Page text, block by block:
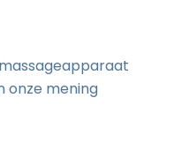
onze mening